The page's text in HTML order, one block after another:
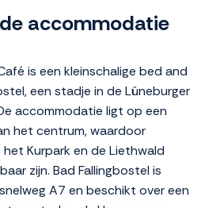
accommodatie
is een kleinschalige bed and
een stadje in de Lüneburger
accommodatie ligt op een
het centrum, waardoor
Kurpark en de Liethwald
zijn. Bad Fallingbostel is
A7 en beschikt over een